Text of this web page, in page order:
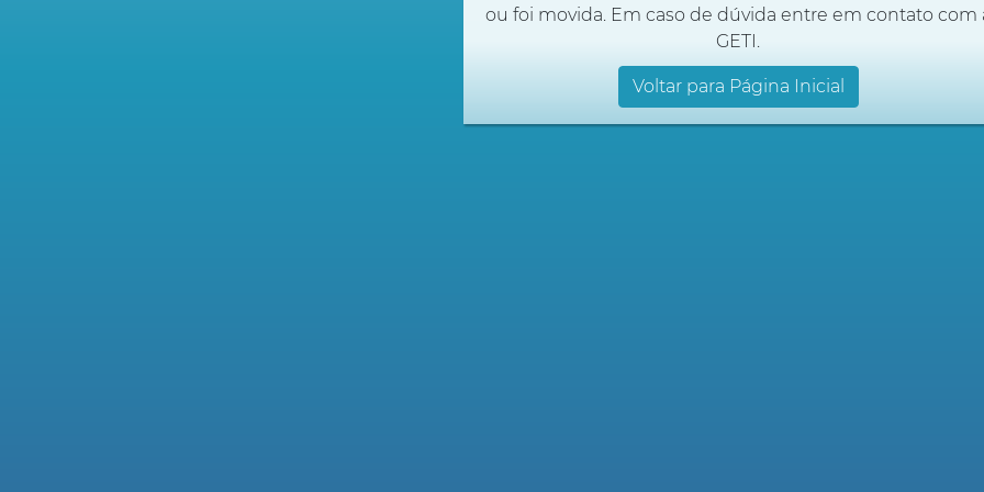
ou foi movida. Em caso de dúvida entre em contato com
GETI.
Voltar para Página Inicial